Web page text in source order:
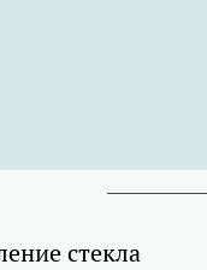
стекла